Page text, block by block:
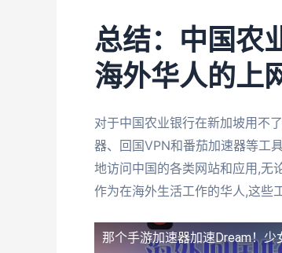
总结：中国农
海外华人的上
对于中国农业银行在新加坡用不
器、回国VPN和番茄加速器等工
地访问中国的各类网站和应用,无
作为在海外生活工作的华人,这些
那个手游加速器加速Dream！